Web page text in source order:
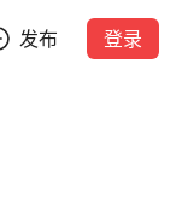
发布 登录